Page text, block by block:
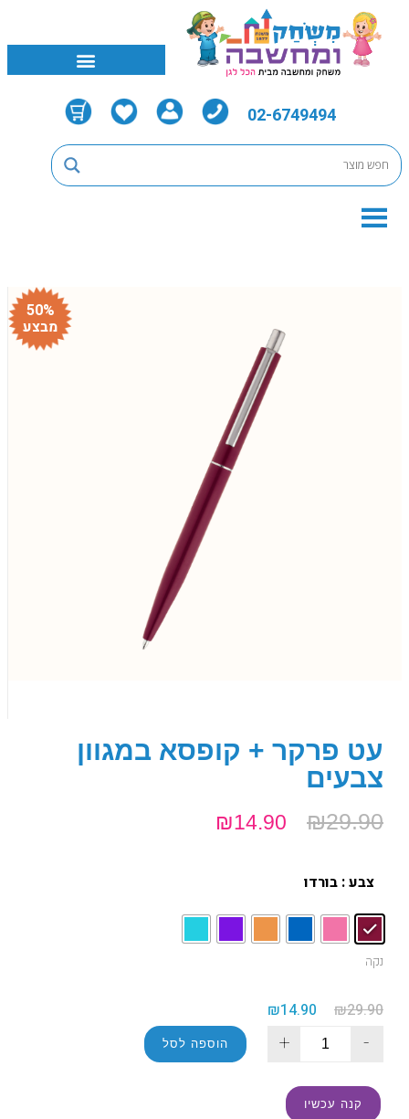
02-6749494
50%
מבצע
עט פרקר + קופסא במגוון
צבעים
₪29.90
₪14.90
צבע: בורדו
נקה
₪29.90
₪14.90
-
+ הוספה לסל
קנה עכשיו